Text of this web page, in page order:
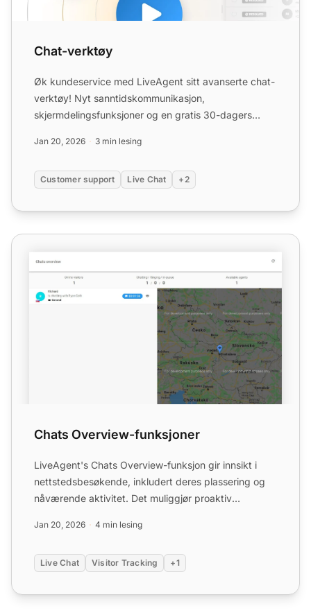
Chat-verktøy
Øk kundeservice med LiveAgent sitt avanserte chat-
verktøy! Nyt sanntidskommunikasjon,
skjermdelingsfunksjoner og en gratis 30-dagers
Jan 20, 2026 3 min lesing
Customer support Live Chat +2
Chats Overview-funksjoner
Chats Overview-funksjoner
LiveAgent's Chats Overview-funksjon gir innsikt i
nettstedsbesøkende, inkludert deres plassering og
nåværende aktivitet. Det muliggjør proaktiv
Jan 20, 2026 4 min lesing
Live Chat Visitor Tracking +1